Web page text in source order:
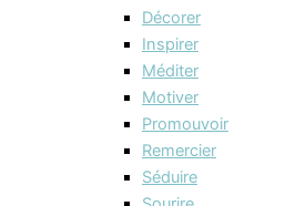
Décorer
Inspirer
Méditer
Motiver
Promouvoir
Remercier
Séduire